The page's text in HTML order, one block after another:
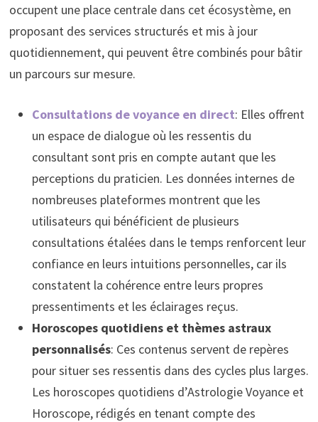
occupent une place centrale dans cet écosystème, en
proposant des services structurés et mis à jour
quotidiennement, qui peuvent être combinés pour bâtir
un parcours sur mesure.
Consultations de voyance en direct: Elles offrent
un espace de dialogue où les ressentis du
consultant sont pris en compte autant que les
perceptions du praticien. Les données internes de
nombreuses plateformes montrent que les
utilisateurs qui bénéficient de plusieurs
consultations étalées dans le temps renforcent leur
confiance en leurs intuitions personnelles, car ils
constatent la cohérence entre leurs propres
pressentiments et les éclairages reçus.
Horoscopes quotidiens et thèmes astraux
personnalisés: Ces contenus servent de repères
pour situer ses ressentis dans des cycles plus larges.
Les horoscopes quotidiens d’Astrologie Voyance et
Horoscope, rédigés en tenant compte des